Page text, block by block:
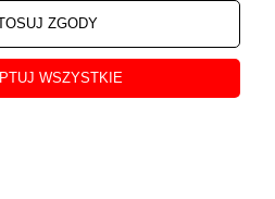
O NAS
ZGODY
WSZYSTKIE